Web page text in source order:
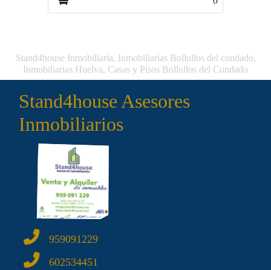
Stand4house Inmobiliaria, Inmobiliarias Bollullos del condado,
Inmobiliarias Huelva, Casas y Pisos Bollullos del Condado
Stand4house Asesores
Inmobiliarios
959091229
602534451